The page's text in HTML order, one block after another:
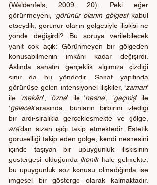
(Waldenfels, 2009: 20). Peki eğer
görünmeyeni, ‘görünür olanın gölgesi’ kabul
etseydik, görünür olanın gölgesiyle ilişkisi ne
yönde değişirdi? Bu soruya verilebilecek
yanıt çok açık: Görünmeyen bir gölgeden
konuşabilmenin imkânı kadar değişirdi.
Aslında sanatın gerçeklik algımıza çizdiği
sınır da bu yöndedir. Sanat yapıtında
görünüşe gelen intensiyonel ilişkiler, ‘zaman’
ile ‘mekân’, ‘özne’ ile ‘nesne’, ‘geçmiş’ ile
‘gelecek’arasında, bunların birbirini izlediği
ara’dan sızan ışığı takip etmektedir. Estetik
görüselliği takip eden gölge, kendi nesnesini
içinde taşıyan bir upuygunluk ilişkisinin
göstergesi olduğunda ikonik hale gelmekte,
bu upuygunluk söz konusu olmadığında ise
imgesel bir gösterge olarak kalmaktadır.